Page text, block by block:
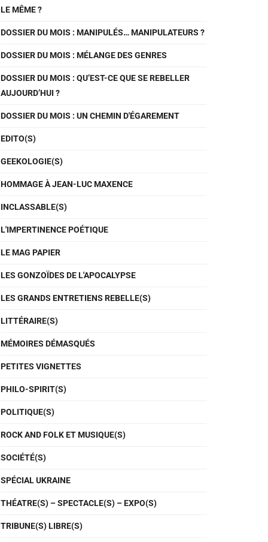
LE MÊME ?
DOSSIER DU MOIS : MANIPULÉS… MANIPULATEURS ?
DOSSIER DU MOIS : MÉLANGE DES GENRES
DOSSIER DU MOIS : QU’EST-CE QUE SE REBELLER
AUJOURD’HUI ?
DOSSIER DU MOIS : UN CHEMIN D'ÉGAREMENT
EDITO(S)
GEEKOLOGIE(S)
HOMMAGE À JEAN-LUC MAXENCE
INCLASSABLE(S)
L'IMPERTINENCE POÉTIQUE
LE MAG PAPIER
LES GONZOÏDES DE L'APOCALYPSE
LES GRANDS ENTRETIENS REBELLE(S)
LITTÉRAIRE(S)
MÉMOIRES DÉMASQUÉS
PETITES VIGNETTES
PHILO-SPIRIT(S)
POLITIQUE(S)
ROCK AND FOLK ET MUSIQUE(S)
SOCIÉTÉ(S)
SPÉCIAL UKRAINE
THÉATRE(S) – SPECTACLE(S) – EXPO(S)
TRIBUNE(S) LIBRE(S)